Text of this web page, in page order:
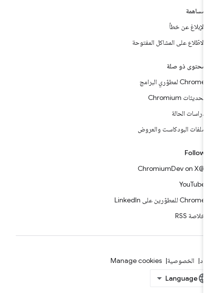
مساهمة
الإبلاغ عن خطأ
الاطّلاع على المشاكل المفتوحة
محتوى ذو صلة
Chrome لمطوّري البرامج
تحديثات Chromium
دراسات الحالة
ملفات البودكاست والعروض
Follow
YouTube
Chrome للمطوّرين على LinkedIn
خلاصة RSS
الخصوصية Manage cookies